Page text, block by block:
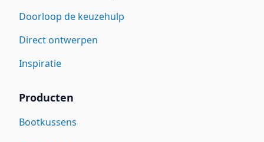
Doorloop de keuzehulp
Direct ontwerpen
Inspiratie
Producten
Bootkussens